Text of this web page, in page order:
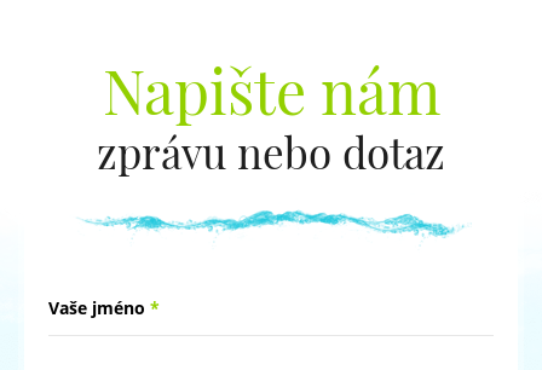
Napište nám
zprávu nebo dotaz
Vaše jméno *